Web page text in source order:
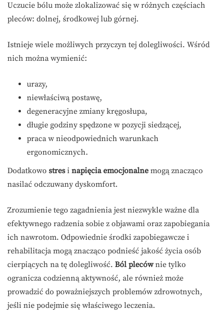
Uczucie bólu może zlokalizować się w różnych częściach
pleców: dolnej, środkowej lub górnej.
Istnieje wiele możliwych przyczyn tej dolegliwości. Wśród
nich można wymienić:
urazy,
niewłaściwą postawę,
degeneracyjne zmiany kręgosłupa,
długie godziny spędzone w pozycji siedzącej,
praca w nieodpowiednich warunkach
ergonomicznych.
Dodatkowo stres i napięcia emocjonalne mogą znacząco
nasilać odczuwany dyskomfort.
Zrozumienie tego zagadnienia jest niezwykle ważne dla
efektywnego radzenia sobie z objawami oraz zapobiegania
ich nawrotom. Odpowiednie środki zapobiegawcze i
rehabilitacja mogą znacząco podnieść jakość życia osób
cierpiących na tę dolegliwość. Ból plecównie tylko
ogranicza codzienną aktywność, ale również może
prowadzić do poważniejszych problemów zdrowotnych,
jeśli nie podejmie się właściwego leczenia.